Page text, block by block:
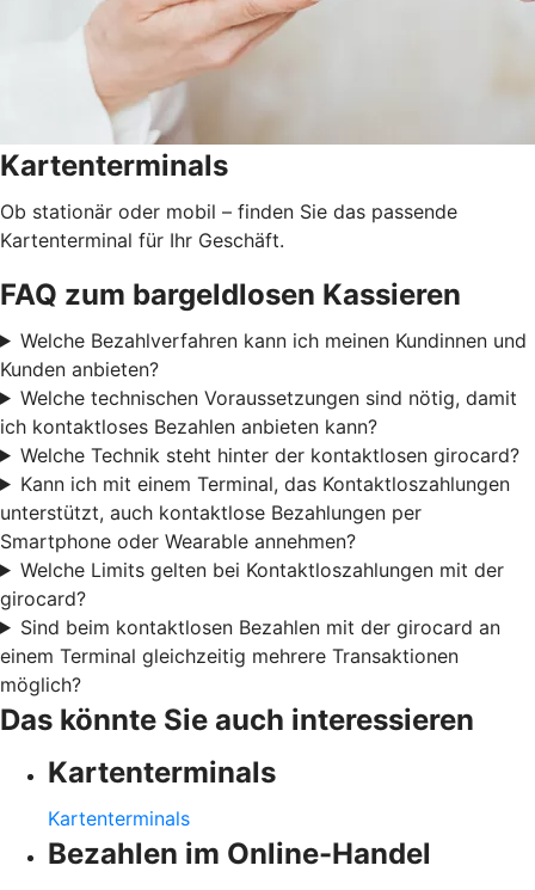
Kartenterminals
Ob stationär oder mobil – finden Sie das passende
Kartenterminal für Ihr Geschäft.
FAQ zum bargeldlosen Kassieren
Welche Bezahlverfahren kann ich meinen Kundinnen und
Kunden anbieten?
Welche technischen Voraussetzungen sind nötig, damit
ich kontaktloses Bezahlen anbieten kann?
Welche Technik steht hinter der kontaktlosen girocard?
Kann ich mit einem Terminal, das Kontaktloszahlungen
unterstützt, auch kontaktlose Bezahlungen per
Smartphone oder Wearable annehmen?
Welche Limits gelten bei Kontaktloszahlungen mit der
girocard?
Sind beim kontaktlosen Bezahlen mit der girocard an
einem Terminal gleichzeitig mehrere Transaktionen
möglich?
Das könnte Sie auch interessieren
Kartenterminals
Kartenterminals
Bezahlen im Online-Handel